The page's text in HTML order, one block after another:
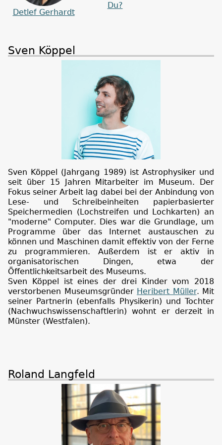
Detlef Gerhardt
Du?
Sven Köppel
Sven Köppel (Jahrgang 1989) ist Astrophysiker und
seit über 15 Jahren Mitarbeiter im Museum. Der
Fokus seiner Arbeit lag dabei bei der Anbindung von
Lese- und Schreibeinheiten papierbasierter
Speichermedien (Lochstreifen und Lochkarten) an
"moderne" Computer. Dies war die Grundlage, um
Programme über das Internet austauschen zu
können und Maschinen damit effektiv von der Ferne
zu programmieren. Außerdem ist er aktiv in
organisatorischen Dingen, etwa der
Öffentlichkeitsarbeit des Museums.
Sven Köppel ist eines der drei Kinder vom 2018
verstorbenen Museumsgründer Heribert Müller. Mit
seiner Partnerin (ebenfalls Physikerin) und Tochter
(Nachwuchswissenschaftlerin) wohnt er derzeit in
Münster (Westfalen).
Roland Langfeld